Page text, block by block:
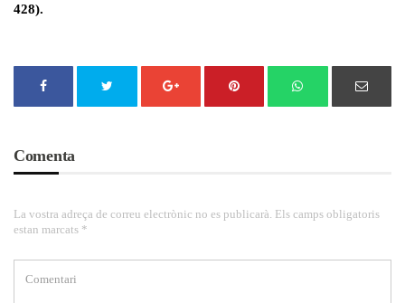
428).
Comenta
La vostra adreça de correu electrònic no es publicarà. Els camps obligatoris
estan marcats *